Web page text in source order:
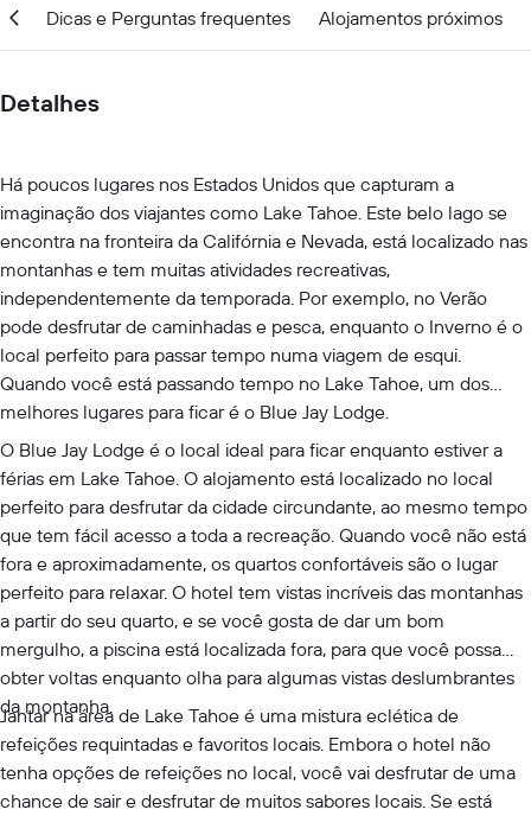
Dicas e Perguntas frequentes Alojamentos próximos
Detalhes
Há poucos lugares nos Estados Unidos que capturam a
imaginação dos viajantes como Lake Tahoe. Este belo lago se
encontra na fronteira da Califórnia e Nevada, está localizado nas
montanhas e tem muitas atividades recreativas,
independentemente da temporada. Por exemplo, no Verão
pode desfrutar de caminhadas e pesca, enquanto o Inverno é o
local perfeito para passar tempo numa viagem de esqui.
Quando você está passando tempo no Lake Tahoe, um dos
melhores lugares para ficar é o Blue Jay Lodge.
O Blue Jay Lodge é o local ideal para ficar enquanto estiver a
férias em Lake Tahoe. O alojamento está localizado no local
perfeito para desfrutar da cidade circundante, ao mesmo tempo
que tem fácil acesso a toda a recreação. Quando você não está
fora e aproximadamente, os quartos confortáveis são o lugar
perfeito para relaxar. O hotel tem vistas incríveis das montanhas
a partir do seu quarto, e se você gosta de dar um bom
mergulho, a piscina está localizada fora, para que você possa
obter voltas enquanto olha para algumas vistas deslumbrantes
da montanha.
Jantar na área de Lake Tahoe é uma mistura eclética de
refeições requintadas e favoritos locais. Embora o hotel não
tenha opções de refeições no local, você vai desfrutar de uma
chance de sair e desfrutar de muitos sabores locais. Se está